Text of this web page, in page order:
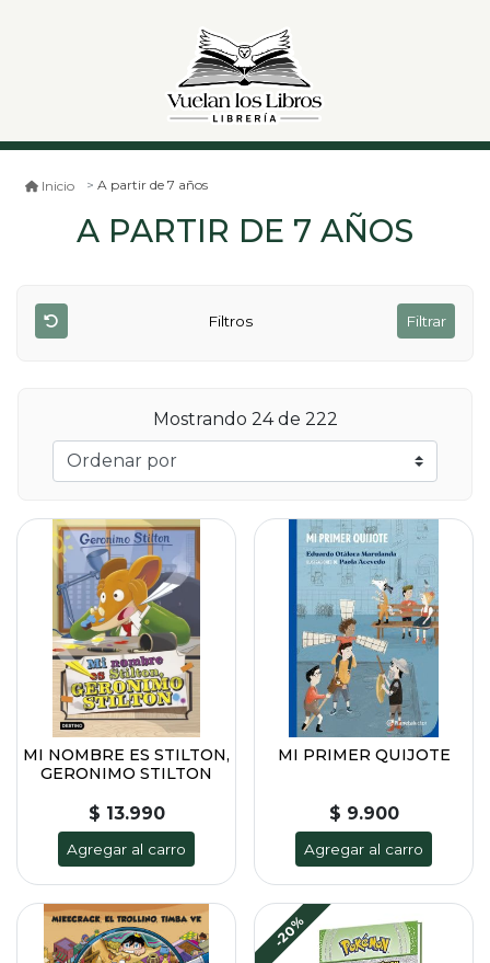
Inicio A partir de 7 años
A PARTIR DE 7 AÑOS
Filtros Filtrar
Mostrando 24 de 222
MI NOMBRE ES STILTON,
GERONIMO STILTON
$ 13.990
Agregar al carro
MI PRIMER QUIJOTE
$ 9.900
Agregar al carro
-20%